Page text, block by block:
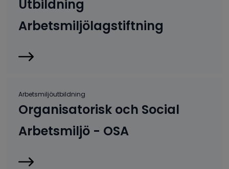
Utbildning
Arbetsmiljölagstiftning
Arbetsmiljöutbildning
Organisatorisk och Social
Arbetsmiljö - OSA